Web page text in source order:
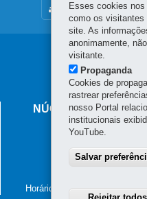
MAPA DO SITE
Navegação
principal
NÚCLEO REGIONAL
85.660-000-Dois
Horário de atendimento: de
Esses cookies
como os visitantes
site. As
anonimamente,
visitante.
Propaganda
Cookies de
rastrear
nosso Portal
institucionais
YouTube.
Salvar